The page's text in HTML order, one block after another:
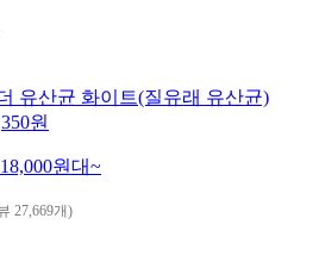
유산균 화이트(질유래 유산균)
원
원대~
27,669개)